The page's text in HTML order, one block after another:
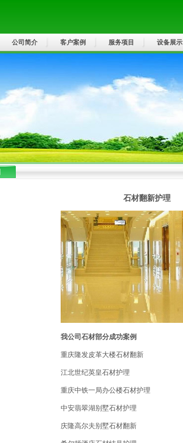
公司简介 客户案例 服务项目 设备展示
石材翻新护理
我公司石材部分成功案例
重庆隆发皮革大楼石材翻新
江北世纪英皇石材护理
重庆中铁一局办公楼石材护理
中安翡翠湖别墅石材护理
庆隆高尔夫别墅石材翻新